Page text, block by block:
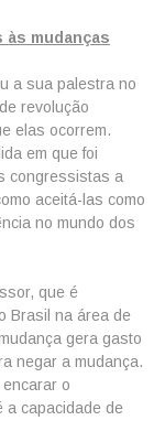
mudanças
a sua palestra no
revolução
elas ocorrem.
em que foi
congressistas a
aceitá-las como
no mundo dos
que é
Brasil na área de
gera gasto
negar a mudança.
o
a capacidade de